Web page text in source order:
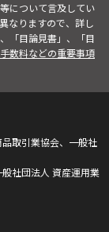
について言及してい
なりますので、詳し
「目論見書」、「目
数料などの重要事項
取引業協会、一般社
社団法人 資産運用業